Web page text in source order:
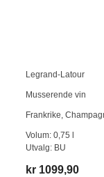
Legrand-Latour
Musserende vin
Frankrike,
Volum:0,75
Utvalg: BU
kr 1099,90